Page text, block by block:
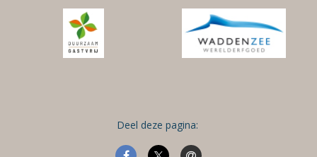
Deel deze pagina: